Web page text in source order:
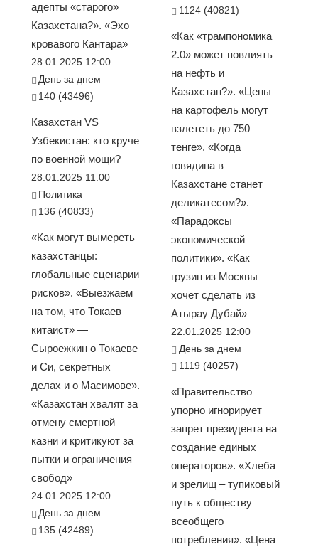
адепты «старого»
Казахстана?». «Эхо
кровавого Кантара»
28.01.2025 12:00
День за днем
140 (43496)
Казахстан VS
Узбекистан: кто круче
по военной мощи?
28.01.2025 11:00
Политика
136 (40833)
«Как могут вымереть
казахстанцы:
глобальные сценарии
рисков». «Выезжаем
на том, что Токаев —
китаист» —
Сыроежкин о Токаеве
и Си, секретных
делах и о Масимове».
«Казахстан хвалят за
отмену смертной
казни и критикуют за
пытки и ограничения
свобод»
24.01.2025 12:00
День за днем
135 (42489)
1124 (40821)
«Как «трампономика
2.0» может повлиять
на нефть и
Казахстан?». «Цены
на картофель могут
взлететь до 750
тенге». «Когда
говядина в
Казахстане станет
деликатесом?».
«Парадоксы
экономической
политики». «Как
грузин из Москвы
хочет сделать из
Атырау Дубай»
22.01.2025 12:00
День за днем
1119 (40257)
«Правительство
упорно игнорирует
запрет президента на
создание единых
операторов». «Хлеба
и зрелищ – тупиковый
путь к обществу
всеобщего
потребления». «Цена